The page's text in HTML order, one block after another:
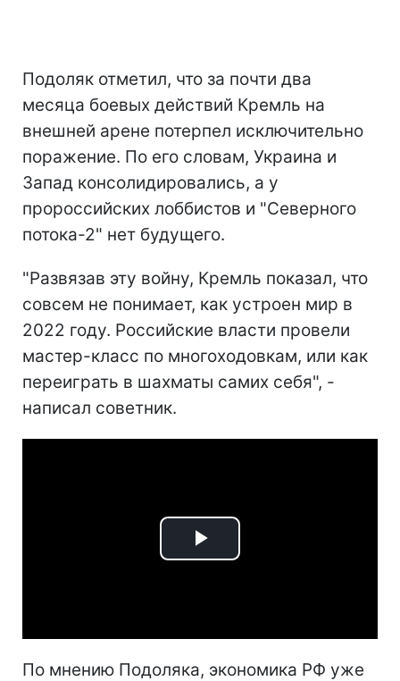
Подоляк отметил, что за почти два
месяца боевых действий Кремль на
внешней арене потерпел исключительно
поражение. По его словам, Украина и
Запад консолидировались, а у
пророссийских лоббистов и "Северного
потока-2" нет будущего.
"Развязав эту войну, Кремль показал, что
совсем не понимает, как устроен мир в
2022 году. Российские власти провели
мастер-класс по многоходовкам, или как
переиграть в шахматы самих себя", -
написал советник.
Play
По мнению Подоляка, экономика РФ уже